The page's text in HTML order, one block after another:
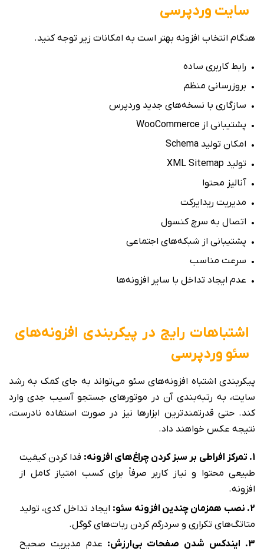
سایت وردپرسی
هنگام انتخاب افزونه بهتر است به امکانات زیر توجه کنید.
• رابط کاربری ساده
• بروزرسانی منظم
• سازگاری با نسخه‌های جدید وردپرس
• پشتیبانی از WooCommerce
• امکان تولید Schema
• تولید XML Sitemap
• آنالیز محتوا
• مدیریت ریدایرکت
• اتصال به سرچ کنسول
• پشتیبانی از شبکه‌های اجتماعی
• سرعت مناسب
• عدم ایجاد تداخل با سایر افزونه‌ها
اشتباهات رایج در پیکربندی افزونه‌های
سئو وردپرسی
پیکربندی اشتباه افزونه‌های سئو می‌تواند به جای کمک به رشد
سایت، به رتبه‌بندی آن در موتورهای جستجو آسیب جدی وارد
کند. حتی قدرتمندترین ابزارها نیز در صورت استفاده نادرست،
نتیجه عکس خواهند داد.
1. تمرکز افراطی بر سبز کردن چراغ‌های افزونه:
فدا کردن کیفیت
طبیعی محتوا و نیاز کاربر صرفاً برای کسب امتیاز کامل از
افزونه.
2. نصب همزمان چندین افزونه سئو:
ایجاد تداخل کدی، تولید
متاتگ‌های تکراری و سردرگم کردن ربات‌های گوگل.
3. ایندکس شدن صفحات بی‌ارزش:
عدم مدیریت صحیح